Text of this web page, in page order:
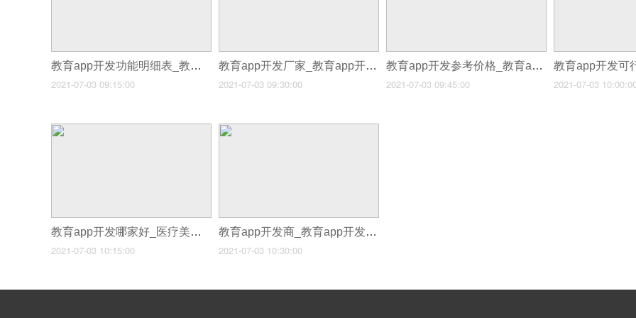
教育app开发功能明细表_教育app开发如何玩出新花样
2021-07-03 09:15:00
教育app开发厂家_教育app开发如何玩出新花样
2021-07-03 09:30:00
教育app开发参考价格_教育app开发如何玩出新花样
2021-07-03 09:45:00 2021-07-03
教育app开发哪家好_医疗美容APP开发平台哪家好
2021-07-03 10:15:00
教育app开发商_教育app开发如何玩出新花样
2021-07-03 10:30:00